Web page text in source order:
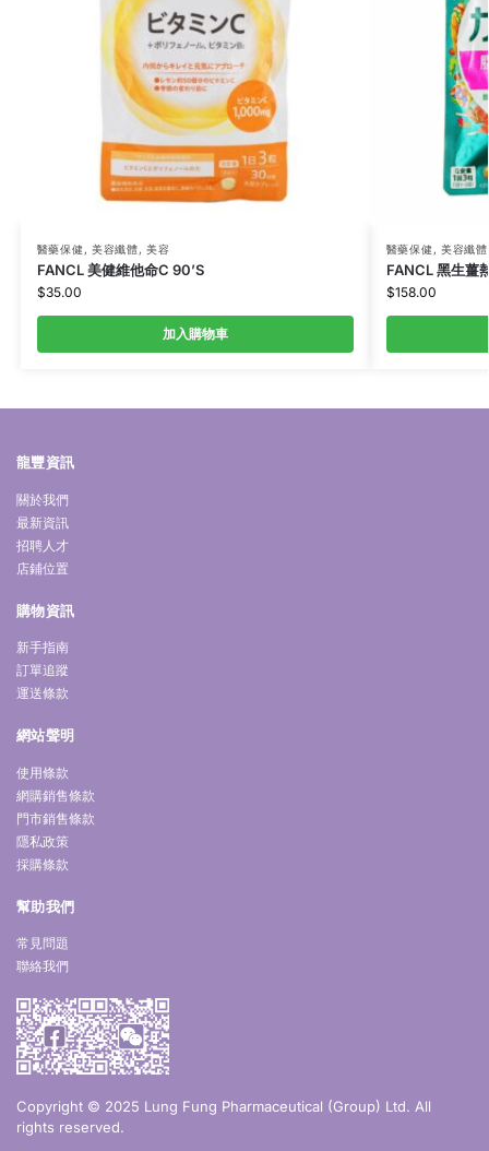
醫藥保健, 美容纖體,美容
FANCL 美健維他命C 90’S
$35.00
加入購物車
醫藥保健, 美容纖體
FANCL 黑生薑
$158.00
龍豐資訊
關於我們
最新資訊
招聘人才
店鋪位置
購物資訊
新手指南
訂單追蹤
運送條款
網站聲明
使用條款
網購銷售條款
門市銷售條款
隱私政策
採購條款
幫助我們
常見問題
聯絡我們
Copyright © 2025 Lung Fung Pharmaceutical (Group) Ltd. All
rights reserved.